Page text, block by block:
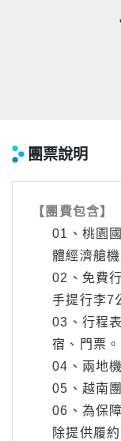
團票說明
【團費包含】
01、桃園
體經濟艙機
02、免費
手提行李7
03、行程
宿、門票。
04、兩地
05、越南
06、為保
除提供履